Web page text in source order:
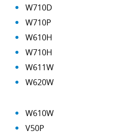
W710D
W710P
W610H
W710H
W611W
W620W
W610W
V50P